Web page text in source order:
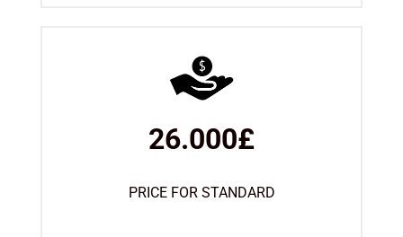
26.000£
PRICE FOR STANDARD